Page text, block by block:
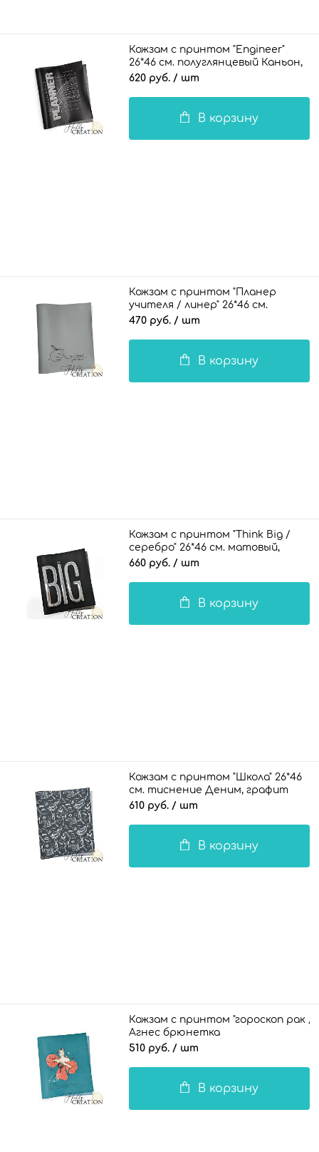
Кожзам с принтом "Engineer"
26*46 см. полуглянцевый Каньон,
черный
620 руб. / шт
В корзину
Кожзам с принтом "Планер
учителя / линер" 26*46 см.
матовый однотонный, серый
470 руб. / шт
В корзину
Кожзам с принтом "Think Big /
серебро" 26*46 см. матовый,
черный
660 руб. / шт
В корзину
Кожзам с принтом "Школа" 26*46
см. тиснение Деним, графит
610 руб. / шт
В корзину
Кожзам с принтом "гороскоп рак /
Агнес брюнетка
" 26*46 см. матовый II, морская
510 руб. / шт
В корзину